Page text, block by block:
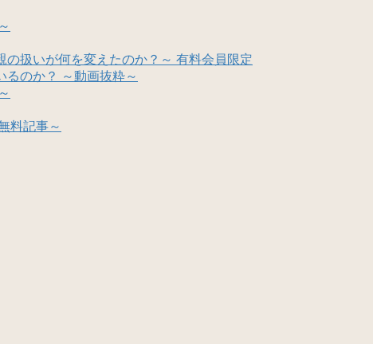
扱いが何を変えたのか？～ 有料会員限定
るのか？ ～動画抜粋～
料記事～